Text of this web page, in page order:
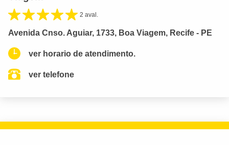
2 aval.
Avenida Cnso. Aguiar, 1733, Boa Viagem, Recife - PE
ver horario de atendimento.
ver telefone